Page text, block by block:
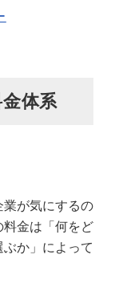
体系
が気にするの
料金は「何をど
か」によって